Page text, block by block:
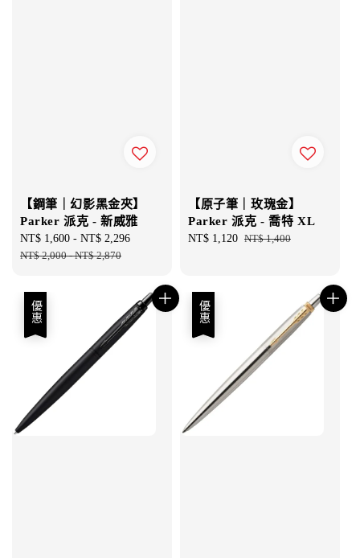
【鋼筆｜幻影黑金夾】
Parker 派克 - 新威雅
Sale
price
NT$ 1,600 - NT$ 2,296
NT$ 2,000-NT$ 2,870
【原子筆｜玫瑰金】
Parker 派克 - 喬特 XL
Sale
NT$ 1,120 Regular
NT$ 1,400
優惠 優惠